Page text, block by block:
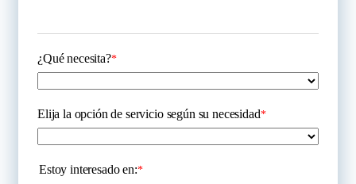
¿Qué necesita?*
Elija la opción de servicio según su necesidad*
Estoy interesado en:*